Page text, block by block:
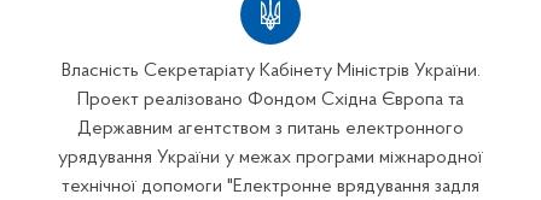
Власність Секретаріату Кабінету Міністрів України.
Проект реалізовано Фондом Східна Європа та
Державним агентством з питань електронного
урядування України у межах програми міжнародної
технічної допомоги "Електронне врядування задля